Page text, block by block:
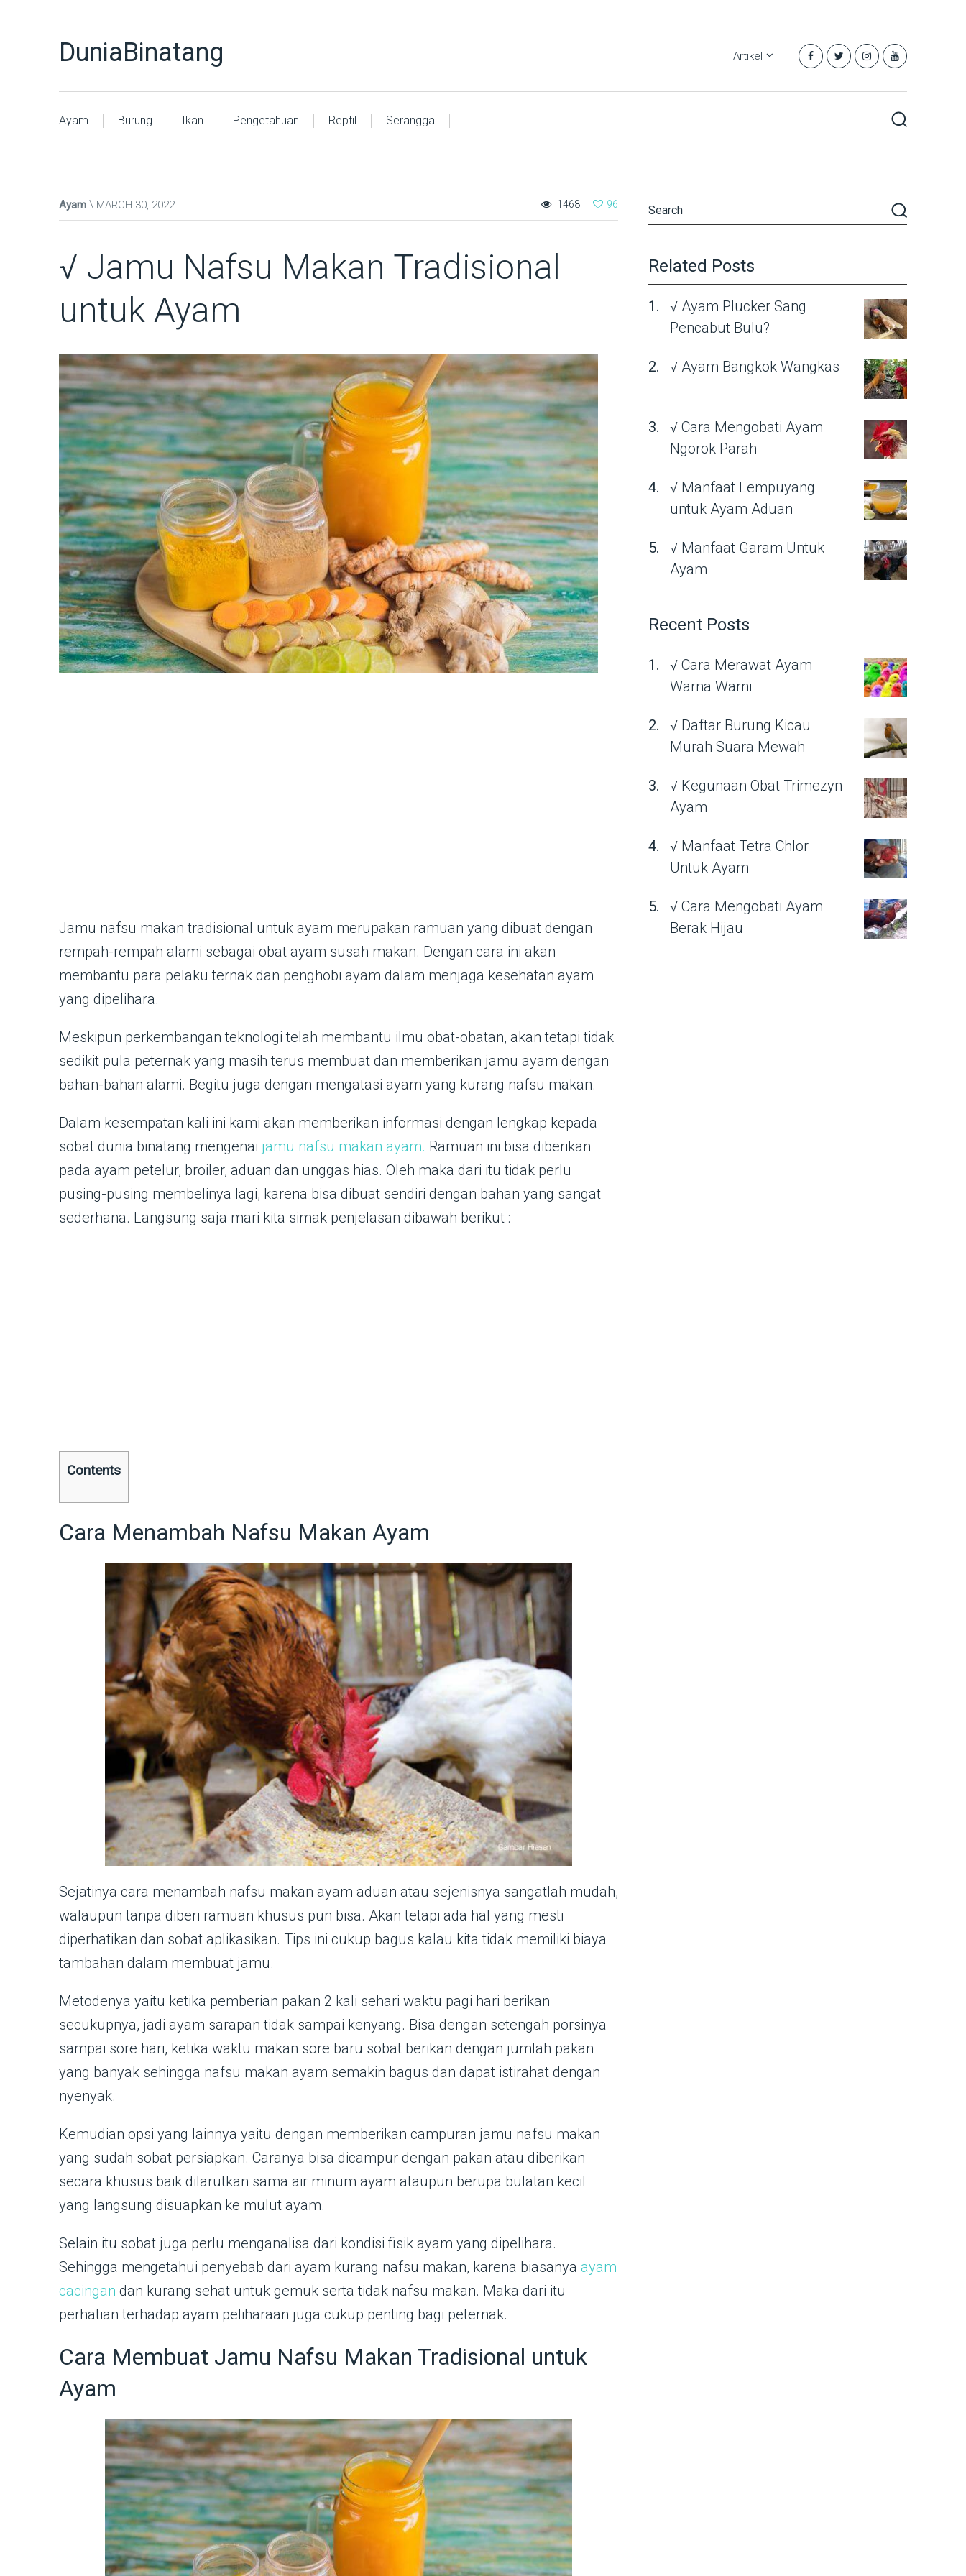
DuniaBinatang Artikel
Ayam Burung Ikan Pengetahuan Reptil Serangga
Ayam MARCH 30, 2022 96
1468
√ Jamu Nafsu Makan Tradisional
untuk Ayam
Jamu nafsu makan tradisional untuk ayam merupakan ramuan yang dibuat dengan
rempah-rempah alami sebagai obat ayam susah makan. Dengan cara ini akan
membantu para pelaku ternak dan penghobi ayam dalam menjaga kesehatan ayam
yang dipelihara.
Meskipun perkembangan teknologi telah membantu ilmu obat-obatan, akan tetapi tidak
sedikit pula peternak yang masih terus membuat dan memberikan jamu ayam dengan
bahan-bahan alami. Begitu juga dengan mengatasi ayam yang kurang nafsu makan.
Dalam kesempatan kali ini kami akan memberikan informasi dengan lengkap kepada
sobat dunia binatang mengenai jamu nafsu makan ayam. Ramuan ini bisa diberikan
pada ayam petelur, broiler, aduan dan unggas hias. Oleh maka dari itu tidak perlu
pusing-pusing membelinya lagi, karena bisa dibuat sendiri dengan bahan yang sangat
sederhana. Langsung saja mari kita simak penjelasan dibawah berikut :
Contents
Cara Menambah Nafsu Makan Ayam
Sejatinya cara menambah nafsu makan ayam aduan atau sejenisnya sangatlah mudah,
walaupun tanpa diberi ramuan khusus pun bisa. Akan tetapi ada hal yang mesti
diperhatikan dan sobat aplikasikan. Tips ini cukup bagus kalau kita tidak memiliki biaya
tambahan dalam membuat jamu.
Metodenya yaitu ketika pemberian pakan 2 kali sehari waktu pagi hari berikan
secukupnya, jadi ayam sarapan tidak sampai kenyang. Bisa dengan setengah porsinya
sampai sore hari, ketika waktu makan sore baru sobat berikan dengan jumlah pakan
yang banyak sehingga nafsu makan ayam semakin bagus dan dapat istirahat dengan
nyenyak.
Kemudian opsi yang lainnya yaitu dengan memberikan campuran jamu nafsu makan
yang sudah sobat persiapkan. Caranya bisa dicampur dengan pakan atau diberikan
secara khusus baik dilarutkan sama air minum ayam ataupun berupa bulatan kecil
yang langsung disuapkan ke mulut ayam.
Selain itu sobat juga perlu menganalisa dari kondisi fisik ayam yang dipelihara.
Sehingga mengetahui penyebab dari ayam kurang nafsu makan, karena biasanya ayam
cacingan dan kurang sehat untuk gemuk serta tidak nafsu makan. Maka dari itu
perhatian terhadap ayam peliharaan juga cukup penting bagi peternak.
Cara Membuat Jamu Nafsu Makan Tradisional untuk
Ayam
Related Posts
√ Ayam Plucker Sang
Pencabut Bulu?
√ Ayam Bangkok Wangkas
√ Cara Mengobati Ayam
Ngorok Parah
√ Manfaat Lempuyang
untuk Ayam Aduan
√ Manfaat Garam Untuk
Ayam
Recent Posts
√ Cara Merawat Ayam
Warna Warni
√ Daftar Burung Kicau
Murah Suara Mewah
√ Kegunaan Obat Trimezyn
Ayam
√ Manfaat Tetra Chlor
Untuk Ayam
√ Cara Mengobati Ayam
Berak Hijau